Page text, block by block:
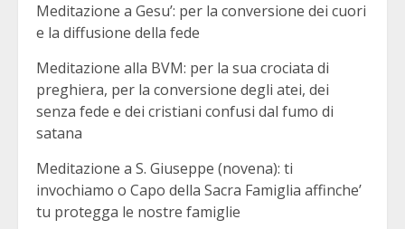
Meditazione a Gesu’: per la conversione dei cuori
e la diffusione della fede
Meditazione alla BVM: per la sua crociata di
preghiera, per la conversione degli atei, dei
senza fede e dei cristiani confusi dal fumo di
satana
Meditazione a S. Giuseppe (novena): ti
invochiamo o Capo della Sacra Famiglia affinche’
tu protegga le nostre famiglie